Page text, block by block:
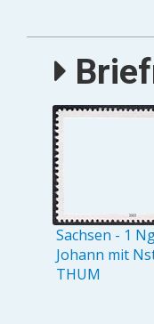
Sachsen - 1
Johann mit
THUM